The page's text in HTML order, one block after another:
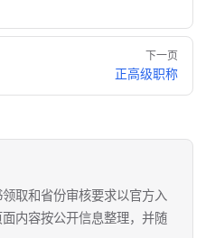
下一页
正高级职称
取和省份审核要求以官方入
内容按公开信息整理，并随